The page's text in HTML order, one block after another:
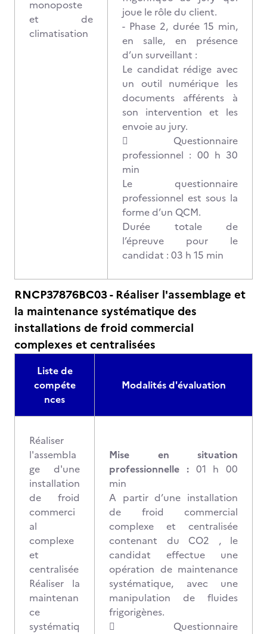
monoposte
et de
climatisation
joue le rôle du client.
- Phase 2, durée 15 min,
en salle, en présence
d’un surveillant :
Le candidat rédige avec
un outil numérique les
documents afférents à
son intervention et les
envoie au jury.
 Questionnaire
professionnel : 00 h 30
min
Le questionnaire
professionnel est sous la
forme d’un QCM.
Durée totale de
l’épreuve pour le
candidat : 03 h 15 min
RNCP37876BC03 - Réaliser l'assemblage et
la maintenance systématique des
installations de froid commercial
complexes et centralisées
Liste de
compéte
nces
Modalités d'évaluation
Réaliser
l'assembla
ge d'une
installation
de froid
commerci
al
complexe
et
centralisée
Réaliser la
maintenan
ce
systématiq
Mise en situation
professionnelle :01 h 00
min
A partir d’une installation
de froid commercial
complexe et centralisée
contenant du CO2 , le
candidat effectue une
opération de maintenance
systématique, avec une
manipulation de fluides
frigorigènes.
 Questionnaire